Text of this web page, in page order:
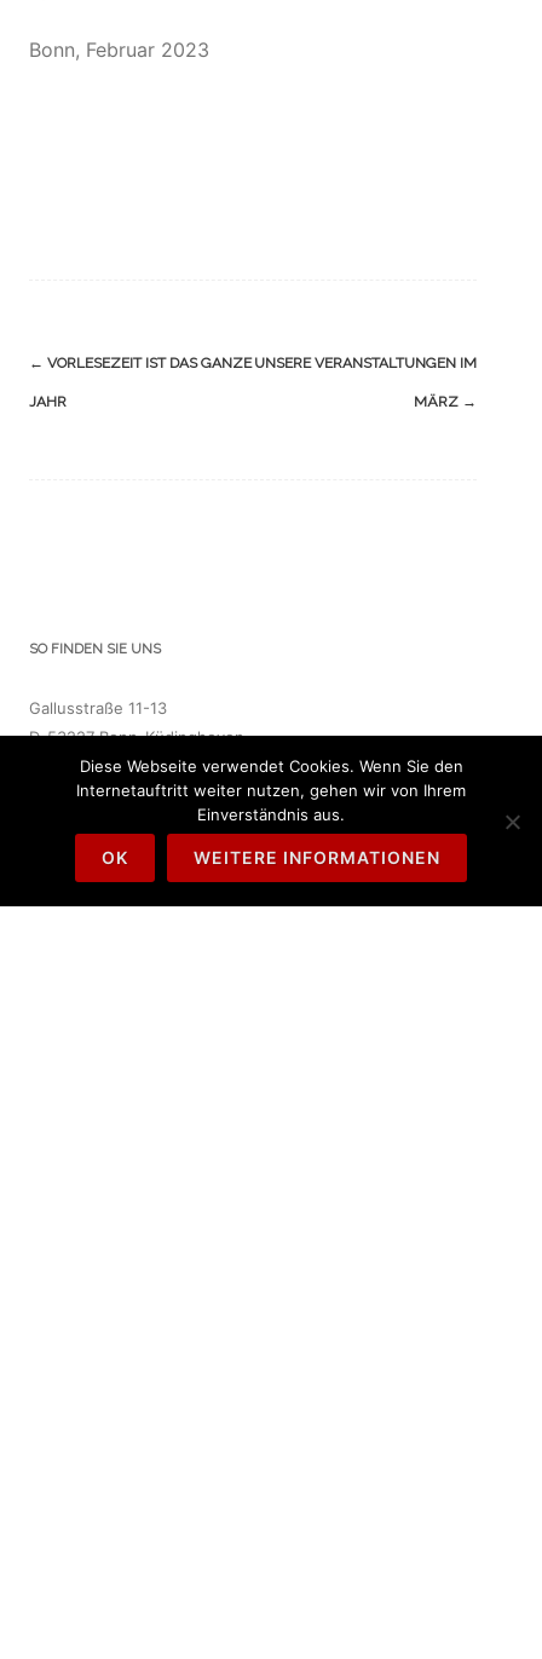
Bonn, Februar 2023
Navigation
(Beiträge)
← VORLESEZEIT IST DAS GANZE
JAHR
UNSERE VERANSTALTUNGEN IM
MÄRZ →
SO FINDEN SIE UNS
Gallusstraße 11-13
D-53227 Bonn-Küdinghoven
What3words: ///ältesten.lösen.blumen
Mo 16.00 - 18.00 Uhr
Di 15.30 - 17.30 Uhr
Do 17.00 - 19.00 Uhr
Diese Webseite verwendet Cookies. Wenn Sie den
Internetauftritt weiter nutzen, gehen wir von Ihrem
Einverständnis aus.
OK WEITERE INFORMATIONEN